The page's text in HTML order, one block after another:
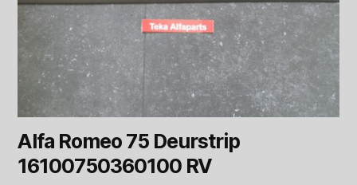
Alfa Romeo 75 Deurstrip
16100750360100 RV